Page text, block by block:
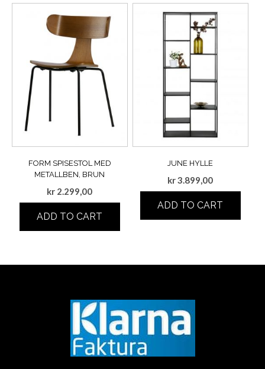
FORM SPISESTOL MED
METALLBEN, BRUN
kr 2.299,00
ADD TO CART
JUNE HYLLE
kr3.899,00
ADD TO CART